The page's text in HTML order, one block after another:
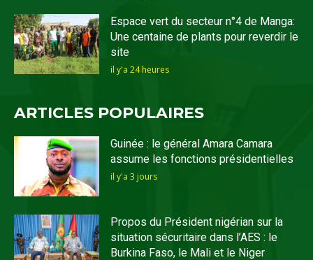
Espace vert du secteur n°4 de Manga:
Une centaine de plants pour reverdir le
site
il y'a 24 heures
ARTICLES POPULAIRES
Guinée : le général Amara Camara
assume les fonctions présidentielles
il y'a 3 jours
Propos du Président nigérian sur la
situation sécuritaire dans l’AES : le
Burkina Faso, le Mali et le Niger